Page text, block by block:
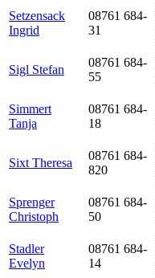
Setzensack
Ingrid
08761 684-
31
Sigl Stefan
08761 684-
55
Simmert
Tanja
08761 684-
18
Sixt Theresa
08761 684-
820
Sprenger
Christoph
08761 684-
50
Stadler
Evelyn
08761 684-
14